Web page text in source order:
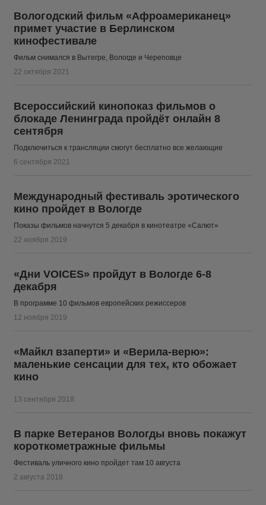
Вологодский фильм «Афроамериканец»
примет участие в Берлинском
кинофестивале
Фильм снимался в Вытегре, Вологде и Череповце
22 октября 2021
Всероссийский кинопоказ фильмов о
блокаде Ленинграда пройдёт онлайн 8
сентября
Подключиться к трансляции смогут бесплатно все желающие
6 сентября 2021
Международный фестиваль эротического
кино пройдет в Вологде
Показы фильмов начнутся 5 декабря в кинотеатре «Салют»
22 ноября 2019
«Дни VOICES» пройдут в Вологде 6-8
декабря
В программе 10 фильмов европейских режиссеров
12 ноября 2019
«Майкл взаперти» и «Верила-верю»:
маленькие сенсации для тех, кто обожает
кино
13 сентября 2018
В парке Ветеранов Вологды вновь покажут
короткометражные фильмы
Фестиваль уличного кино пройдет там 10 августа
2 августа 2018